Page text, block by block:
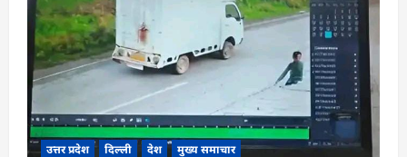
उत्तर प्रदेश दिल्ली देश मुख्य समाचार